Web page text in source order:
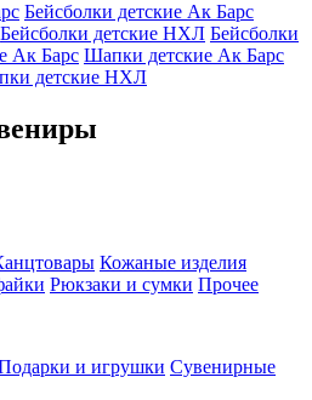
Бейсболки детские Ак Барс
Бейсболки детские НХЛ Бейсболки
Ак Барс Шапки детские Ак Барс
детские НХЛ
Кожаные изделия
Рюкзаки и сумки Прочее
и игрушки Сувенирные